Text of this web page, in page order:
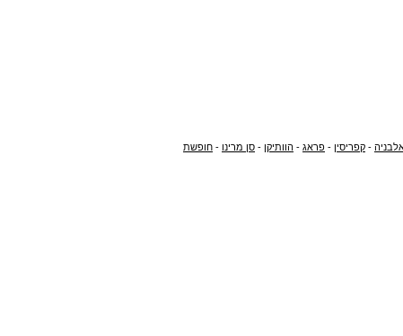
- קפריסין - פראג - הוותיקן - סן מרינו - חופשת